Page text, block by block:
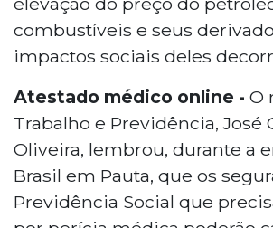
combustíveis e seus
impactos sociais deles
Atestado médico online - O
Trabalho e Previdência, José
Oliveira, lembrou, durante a
Brasil em Pauta, que os
Previdência Social que